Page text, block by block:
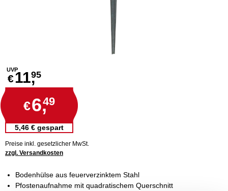
UVP
€11,95
€6,49
5,46 € gespart
Preise inkl. gesetzlicher MwSt.
zzgl. Versandkosten
Bodenhülse aus feuerverzinktem Stahl
Pfostenaufnahme mit quadratischem Querschnitt